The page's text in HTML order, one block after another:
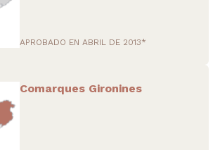
APROBADO EN ABRIL DE 2013*
Comarques Gironines